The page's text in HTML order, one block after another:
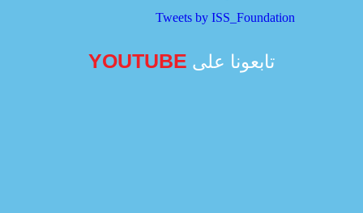
Tweets by ISS_Foundation
تابعونا على YOUTUBE